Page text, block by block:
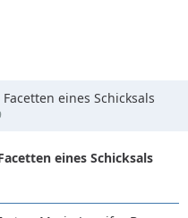
eines Schicksals
eines Schicksals